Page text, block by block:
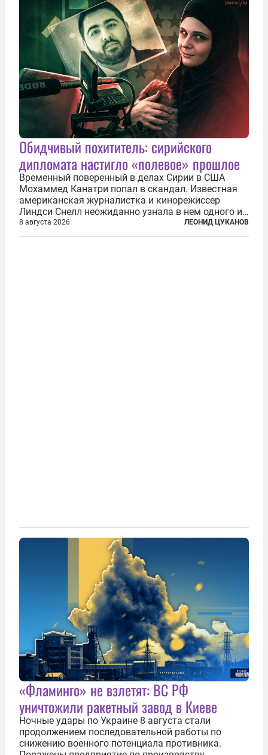
Обидчивый похититель: сирийского
дипломата настигло «полевое» прошлое
Временный поверенный в делах Сирии в США
Мохаммед Канатри попал в скандал. Известная
американская журналистка и кинорежиссер
Линдси Снелл неожиданно узнала в нем одного из
бандитов, похитивших ее в сирийском Алеппо в
2016 году. Журналистка убеждена, что Канатри, в
8 августа 2026 ЛЕОНИД ЦУКАНОВ
«Фламинго» не взлетят: ВС РФ
уничтожили ракетный завод в Киеве
Ночные удары по Украине 8 августа стали
продолжением последовательной работы по
снижению военного потенциала противника.